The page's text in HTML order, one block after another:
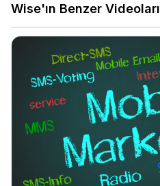
Wise'ın Benzer Videoları